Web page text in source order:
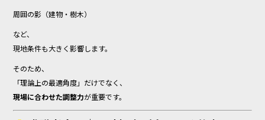
周囲の影（建物・樹木）
など、
現地条件も大きく影響します。
そのため、
「理論上の最適角度」だけでなく、
現場に合わせた調整力が重要です。